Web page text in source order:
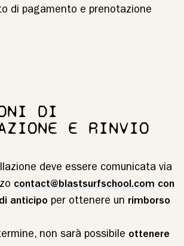
di pagamento e prenotazione
DI
E RINVIO
deve essere comunicata via
contact@blastsurfschool.com con
anticipo per ottenere un rimborso
non sarà possibile ottenere